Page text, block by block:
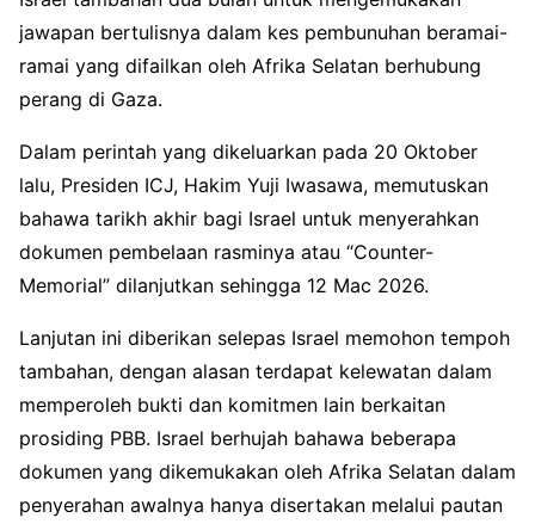
jawapan bertulisnya dalam kes pembunuhan beramai-
ramai yang difailkan oleh Afrika Selatan berhubung
perang di Gaza.
Dalam perintah yang dikeluarkan pada 20 Oktober
lalu, Presiden ICJ, Hakim Yuji Iwasawa, memutuskan
bahawa tarikh akhir bagi Israel untuk menyerahkan
dokumen pembelaan rasminya atau “Counter-
Memorial” dilanjutkan sehingga 12 Mac 2026.
Lanjutan ini diberikan selepas Israel memohon tempoh
tambahan, dengan alasan terdapat kelewatan dalam
memperoleh bukti dan komitmen lain berkaitan
prosiding PBB. Israel berhujah bahawa beberapa
dokumen yang dikemukakan oleh Afrika Selatan dalam
penyerahan awalnya hanya disertakan melalui pautan